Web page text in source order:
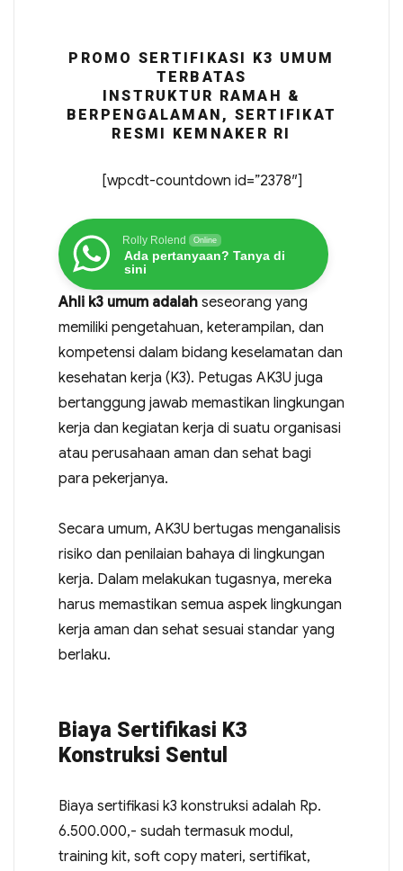
PROMO SERTIFIKASI K3 UMUM
TERBATAS
INSTRUKTUR RAMAH &
BERPENGALAMAN, SERTIFIKAT
RESMI KEMNAKER RI
[wpcdt-countdown id=”2378″]
Rolly Rolend Online
Ada pertanyaan? Tanya di
sini
Ahli k3 umum adalahseseorang yang
memiliki pengetahuan, keterampilan, dan
kompetensi dalam bidang keselamatan dan
kesehatan kerja (K3). Petugas AK3U juga
bertanggung jawab memastikan lingkungan
kerja dan kegiatan kerja di suatu organisasi
atau perusahaan aman dan sehat bagi
para pekerjanya.
Secara umum, AK3U bertugas menganalisis
risiko dan penilaian bahaya di lingkungan
kerja. Dalam melakukan tugasnya, mereka
harus memastikan semua aspek lingkungan
kerja aman dan sehat sesuai standar yang
berlaku.
Biaya Sertifikasi K3
Konstruksi Sentul
Biaya sertifikasi k3 konstruksi adalah Rp.
6.500.000,- sudah termasuk modul,
training kit, soft copy materi, sertifikat,